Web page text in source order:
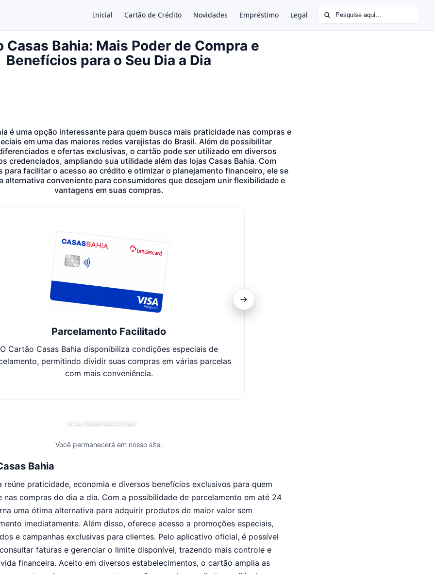
Inicial Cartão de Crédito Novidades Empréstimo Legal Buscar por:
×
Casas Bahia: Mais Poder de Compra e
Benefícios para o Seu Dia a Dia
é uma opção interessante para quem busca mais praticidade nas compras e
em uma das maiores redes varejistas do Brasil. Além de possibilitar
e ofertas exclusivas, o cartão pode ser utilizado em diversos
credenciados, ampliando sua utilidade além das lojas Casas Bahia. Com
facilitar o acesso ao crédito e otimizar o planejamento financeiro, ele se
alternativa conveniente para consumidores que desejam unir flexibilidade e
vantagens em suas compras.
Parcelamento Facilitado
O Cartão Casas Bahia disponibiliza condições especiais de
permitindo dividir suas compras em várias parcelas
com mais conveniência.
VEJA COMO SOLICITAR!
Você permanecerá em nosso site.
Bahia
reúne praticidade, economia e diversos benefícios exclusivos para quem
nas compras do dia a dia. Com a possibilidade de parcelamento em até 24
uma ótima alternativa para adquirir produtos de maior valor sem
imediatamente. Além disso, oferece acesso a promoções especiais,
e campanhas exclusivas para clientes. Pelo aplicativo oficial, é possível
faturas e gerenciar o limite disponível, trazendo mais controle e
financeira. Aceito em diversos estabelecimentos, o cartão amplia as